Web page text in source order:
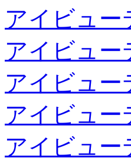
アイビュー
アイビュー
アイビュー
アイビュー
アイビュー